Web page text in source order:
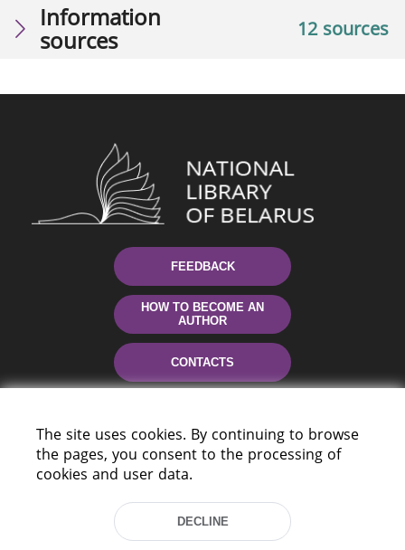
12 sources
Information
sources
FEEDBACK
HOW TO BECOME AN
AUTHOR
CONTACTS
The site uses cookies. By continuing to browse
the pages, you consent to the processing of
cookies and user data.
DECLINE